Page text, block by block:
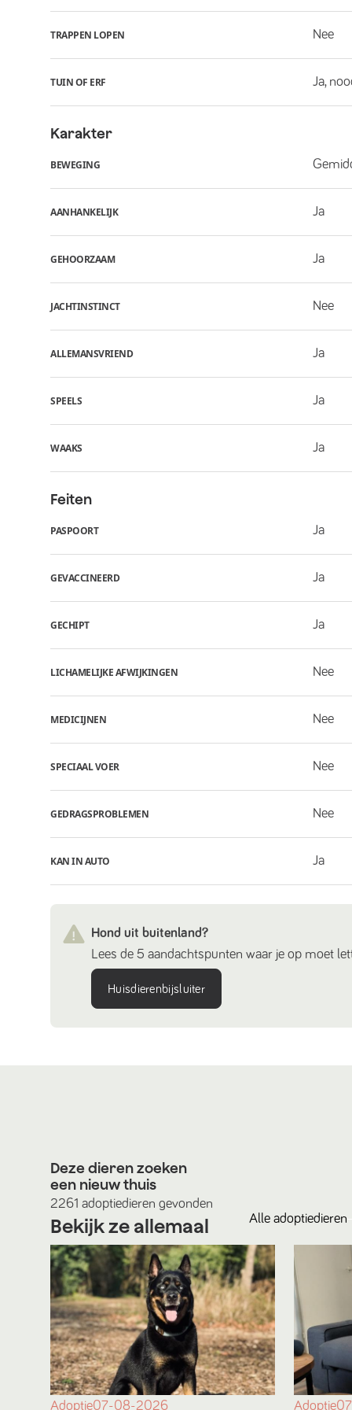
TRAPPEN LOPEN Nee
TUIN OF ERF Ja,
Karakter
BEWEGING
AANHANKELIJK Ja
GEHOORZAAM Ja
JACHTINSTINCT Nee
ALLEMANSVRIEND Ja
SPEELS Ja
WAAKS Ja
Feiten
PASPOORT Ja
GEVACCINEERD Ja
GECHIPT Ja
LICHAMELIJKE AFWIJKINGEN Nee
MEDICIJNEN Nee
SPECIAAL VOER Nee
GEDRAGSPROBLEMEN Nee
KAN IN AUTO Ja
Hond uit buitenland?
Lees de 5 aandachtspunten waar je op moet
Huisdierenbijsluiter
Deze dieren zoeken
een nieuw thuis
2261 adoptiedieren gevonden
Bekijk ze allemaal Alle adoptiedieren
Adoptie07-08-2026 Adoptie